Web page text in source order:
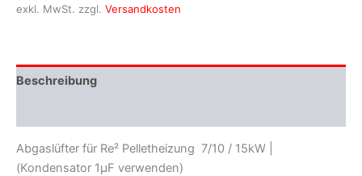
exkl. MwSt. zzgl. Versandkosten
Beschreibung
Abgaslüfter für Re² Pelletheizung 7/10 / 15kW |
(Kondensator 1µF verwenden)